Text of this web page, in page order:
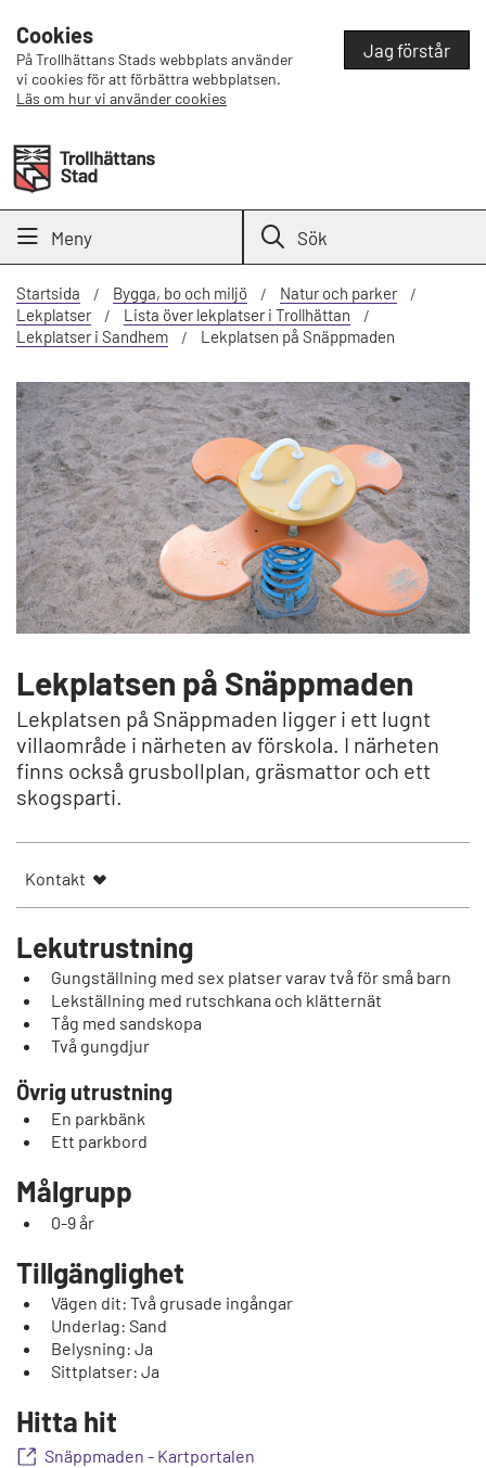
Cookies
På Trollhättans Stads webbplats använder
vi cookies för att förbättra webbplatsen.
Läs om hur vi använder cookies
Jag förstår
Meny Sök
Startsida Bygga, bo och miljö
Natur och parker
Lekplatser
Lista över lekplatser i Trollhättan
Lekplatser i Sandhem
Lekplatsen på Snäppmaden
Lekplatsen på Snäppmaden
Lekplatsen på Snäppmaden ligger i ett lugnt
villaområde i närheten av förskola. I närheten
finns också grusbollplan, gräsmattor och ett
skogsparti.
Kontakt
Lekutrustning
Gungställning med sex platser varav två för små barn
Lekställning med rutschkana och klätternät
Tåg med sandskopa
Två gungdjur
Övrig utrustning
En parkbänk
Ett parkbord
Målgrupp
0-9 år
Tillgänglighet
Vägen dit: Två grusade ingångar
Underlag: Sand
Belysning: Ja
Sittplatser: Ja
Hitta hit
Snäppmaden - Kartportalen